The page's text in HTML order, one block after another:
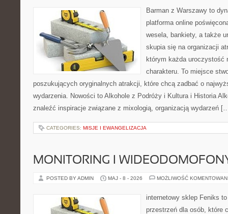
Barman z Warszawy to
platforma online
wesela, bankiety, a także
skupia się na organizacji
którym każda uroczystość
charakteru. To miejsce
poszukujących oryginalnych atrakcji, które chcą zadbać o
wydarzenia. Nowości to Alkohole z Podróży i Kultura i Historia
znaleźć inspiracje związane z mixologią, organizacją wydarzeń
CATEGORIES: MISJE I EWANGELIZACJA
MONITORING I
POSTED BY ADMIN MAJ - 8 - 2026 MOŻLIWOŚĆ
internetowy sklep Feniks
przestrzeń dla osób, które